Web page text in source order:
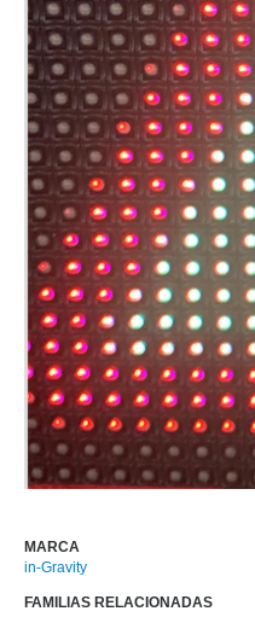
MARCA
in-Gravity
FAMILIAS RELACIONADAS